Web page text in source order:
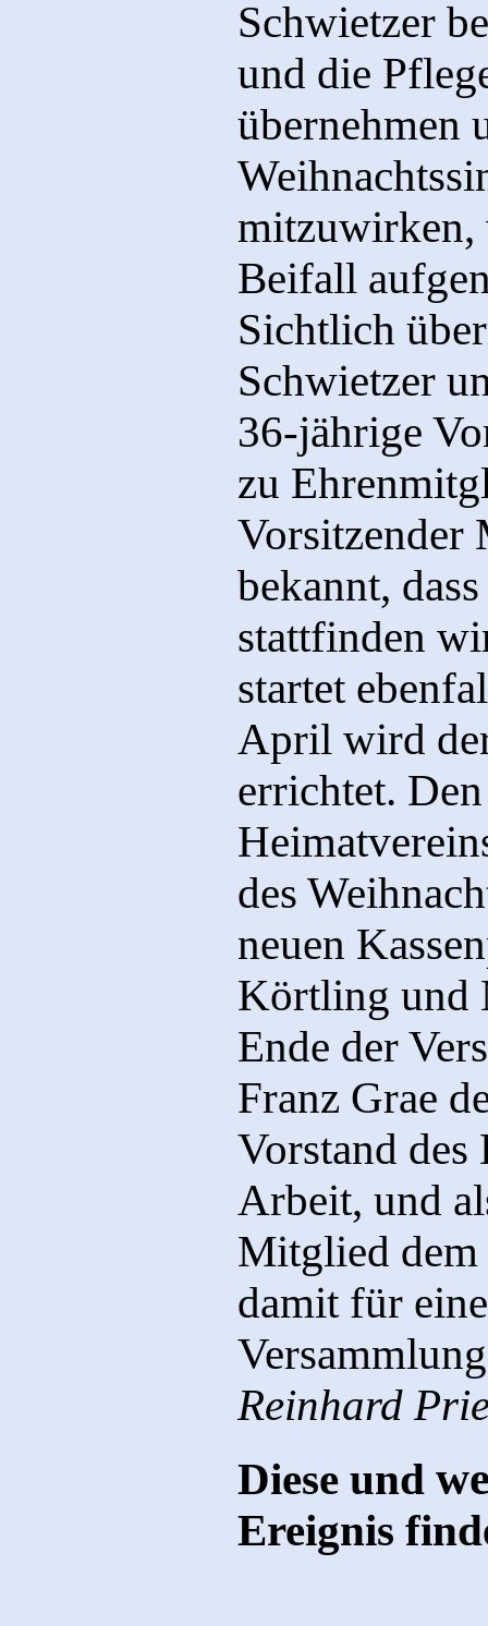
Schwietzer
und die
übernehmen
mitzuwirken,
Beifall
Sichtlich
Schwietzer
36-jährige
zu
Vorsitzender
bekannt,
stattfinden
startet
April wird
errichtet.
des
neuen
Körtling und
Ende der
Franz Grae
Vorstand
Arbeit, und
Mitglied dem
damit für
Reinhard
Diese und
Ereignis